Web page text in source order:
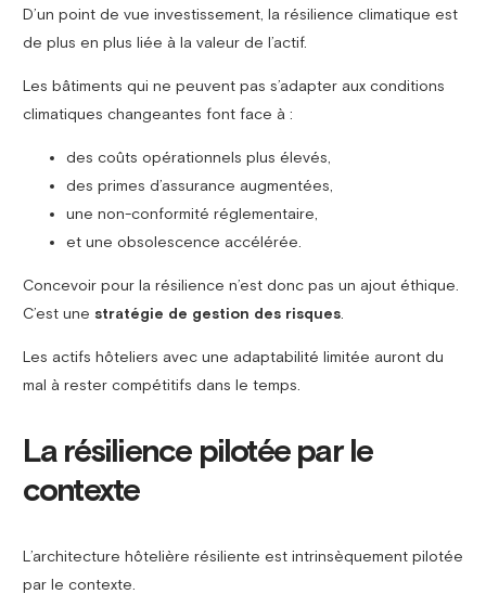
D’un point de vue investissement, la résilience climatique est
de plus en plus liée à la valeur de l’actif.
Les bâtiments qui ne peuvent pas s’adapter aux conditions
climatiques changeantes font face à :
des coûts opérationnels plus élevés,
des primes d’assurance augmentées,
une non-conformité réglementaire,
et une obsolescence accélérée.
Concevoir pour la résilience n’est donc pas un ajout éthique.
C’est une stratégie de gestion des risques.
Les actifs hôteliers avec une adaptabilité limitée auront du
mal à rester compétitifs dans le temps.
La résilience pilotée par le
contexte
L’architecture hôtelière résiliente est intrinsèquement pilotée
par le contexte.